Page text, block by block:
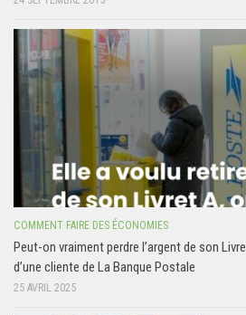
COMMENT FAIRE DES ÉCONOMIES
Peut-on vraiment perdre l’argent de son
d’une cliente de La Banque Postale
25 AVRIL 2025